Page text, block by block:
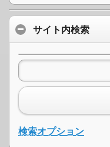
サイト内検索
検索オプション